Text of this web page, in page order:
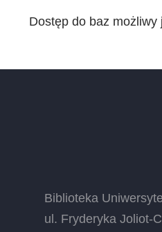
Dostęp do baz
Biblioteka
ul. Fryderyka Joliot-